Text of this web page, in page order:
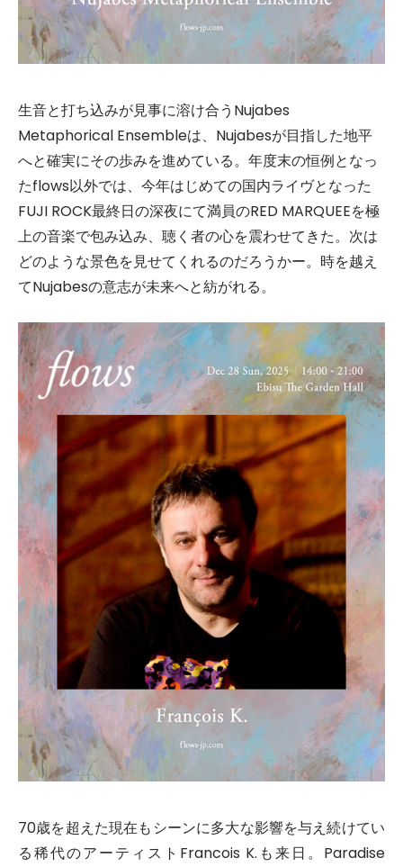
生音と打ち込みが見事に溶け合うNujabes
Metaphorical Ensembleは、Nujabesが目指した地平
へと確実にその歩みを進めている。年度末の恒例となっ
たflows以外では、今年はじめての国内ライヴとなった
FUJI ROCK最終日の深夜にて満員のRED MARQUEEを極
上の音楽で包み込み、聴く者の心を震わせてきた。次は
どのような景色を見せてくれるのだろうかー。時を越え
てNujabesの意志が未来へと紡がれる。
70歳を超えた現在もシーンに多大な影響を与え続けてい
る稀代のアーティストFrancois K.も来日。Paradise